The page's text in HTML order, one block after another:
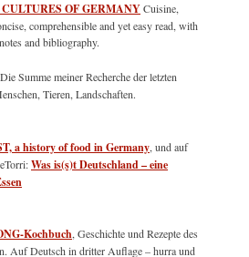
CULTURES OF GERMANYCuisine,
comprehensible and yet easy read, with
and bibliography.
Die Summe meiner Recherche der letzten
Tieren, Landschaften.
a history of food in Germany, und auf
Was is(s)t Deutschland – eine
Kochbuch, Geschichte und Rezepte des
Auf Deutsch in dritter Auflage – hurra und